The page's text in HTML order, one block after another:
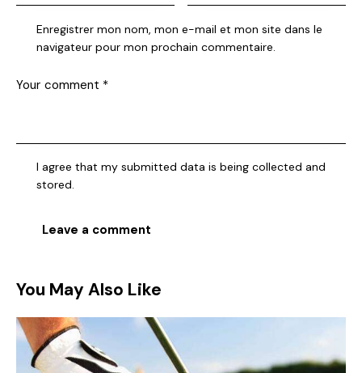
Enregistrer mon nom, mon e-mail et mon site dans le
navigateur pour mon prochain commentaire.
I agree that my submitted data is being collected and
stored.
You May Also Like